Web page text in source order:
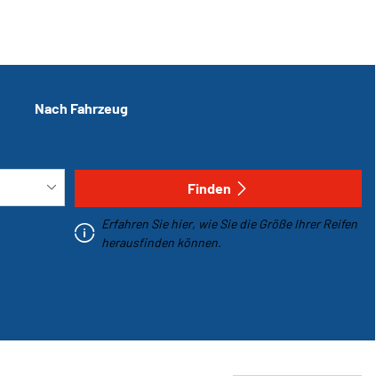
Nach Fahrzeug
Finden
Erfahren Sie hier, wie Sie die Größe Ihrer Reifen
herausfinden können.